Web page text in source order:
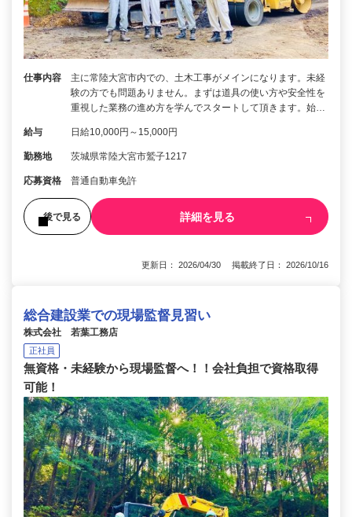
仕事内容
主に常陸大宮市内での、土木工事がメインになります。未経
験の方でも問題ありません。まずは道具の使い方や安全性を
重視した業務の進め方を学んでスタートして頂きます。始…
給与 日給10,000円～15,000円
勤務地 茨城県常陸大宮市鷲子1217
応募資格 普通自動車免許
後で見る 詳細を見る
更新日： 2026/04/30 掲載終了日： 2026/10/16
総合建設業での現場監督見習い
株式会社 若葉工務店
正社員
無資格・未経験から現場監督へ！！会社負担で資格取得
可能！